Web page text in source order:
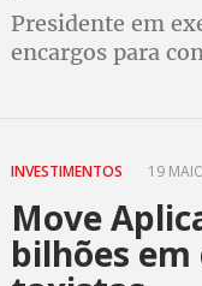
Presidente em
encargos para
INVESTIMENTOS 19
Move
bilhões